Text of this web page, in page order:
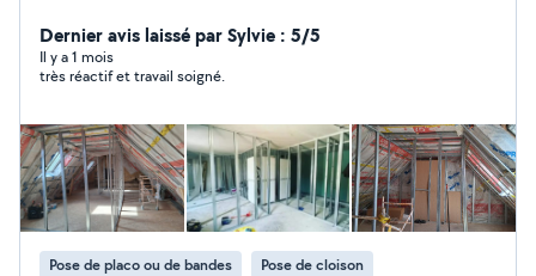
finitions décoratives, revêtements muraux et petits
travaux d'aménagement. Travail soigné, respect des
délais et satisfaction client.
Dernier avis laissé par Sylvie : 5/5
Il y a 1 mois
très réactif et travail soigné.
Pose de placo ou de bandes Pose de cloison